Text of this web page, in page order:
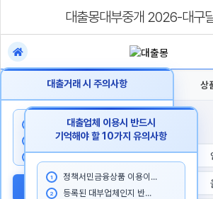
대출거래 시 주의사항
대출 상담시 본인이 대출한...
대출을 목적으로 첫거래 고...
대출몽 담당자를 사칭하...
내용 자세히 보기 >
대출업체 이용시 반드시
기억해야 할 10가지 유의사항
1 정책서민금융상품 이용이...
2 등록된 대부업체인지 반...
대출몽대부중개 2026-대구
내지역 대출찾기 N 상
지역 선택
전체 서울 경기
대구 부산 광주